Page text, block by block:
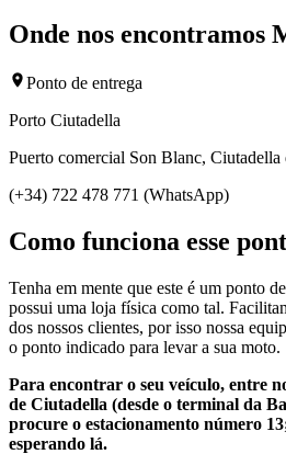
Onde nos encontramos
Ponto de entrega
Porto Ciutadella
Puerto comercial Son Blanc,
(+34) 722 478 771 (WhatsApp)
Como funciona esse
Tenha em mente que este é um ponto
possui uma loja física como tal.
dos nossos clientes, por isso nossa
o ponto indicado para levar a sua moto.
Para encontrar o seu veículo, entre
de Ciutadella (desde o terminal da
procure o estacionamento número
esperando lá.